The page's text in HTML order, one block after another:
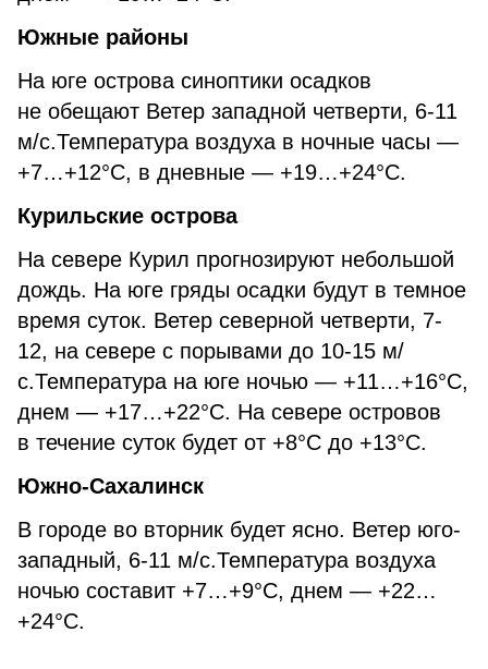
Южные районы
На юге острова синоптики осадков
не обещают Ветер западной четверти, 6-11
м/с.Температура воздуха в ночные часы —
+7…+12°С, в дневные — +19…+24°С.
Курильские острова
На севере Курил прогнозируют небольшой
дождь. На юге гряды осадки будут в темное
время суток. Ветер северной четверти, 7-
12, на севере с порывами до 10-15 м/
с.Температура на юге ночью — +11…+16°С,
днем — +17…+22°С. На севере островов
в течение суток будет от +8°С до +13°С.
Южно-Сахалинск
В городе во вторник будет ясно. Ветер юго-
западный, 6-11 м/с.Температура воздуха
ночью составит +7…+9°С, днем — +22…
+24°С.